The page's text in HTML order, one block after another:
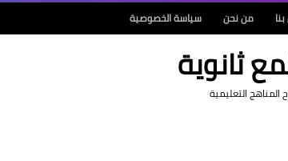
من نحن سياسة الخصوصية
ثانوية
المناهج التعليمية